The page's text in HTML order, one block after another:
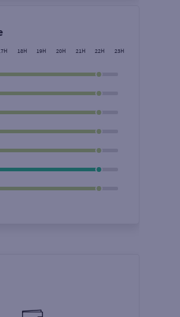
18H 19H 20H 21H 22H 23H